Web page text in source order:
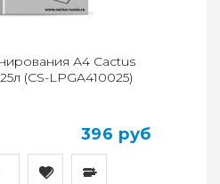
А4 Cactus
(CS-LPGA410025)
396 руб